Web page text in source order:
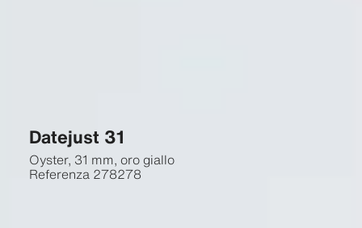
Datejust 31
Oyster, 31 mm, oro giallo
Referenza 278278